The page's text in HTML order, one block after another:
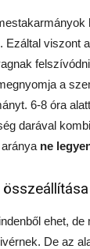
Ezáltal viszont
a
6-8 óra
darával
ne
összeállítása
ehet,
De az